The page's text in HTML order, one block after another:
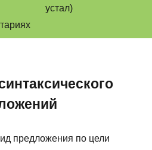
устал)
предложения по цели